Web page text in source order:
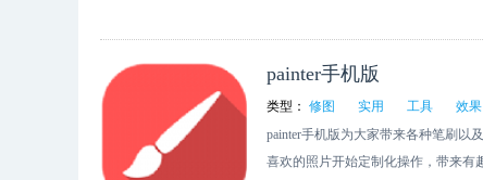
painter手机版
类型： 修图 实用 工具 效果
painter手机版为大家带来各种笔刷以
喜欢的照片开始定制化操作，带来有